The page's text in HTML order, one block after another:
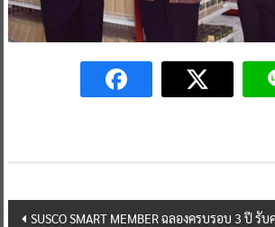
Post
SUSCO SMART MEMBER ฉลองครบรอบ 3 ปี